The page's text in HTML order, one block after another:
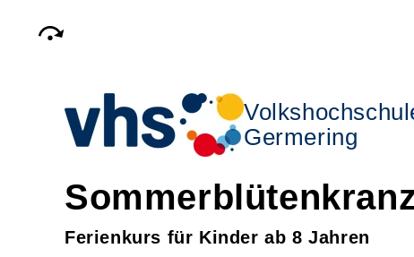
Germering
Ferienkurs für Kinder ab 8 Jahren